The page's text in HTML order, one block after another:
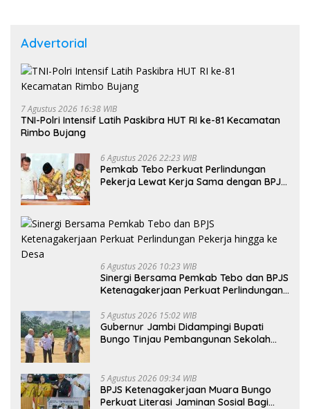
Advertorial
7 Agustus 2026 16:38 WIB
TNI-Polri Intensif Latih Paskibra HUT RI ke-81 Kecamatan
Rimbo Bujang
6 Agustus 2026 22:23 WIB
Pemkab Tebo Perkuat Perlindungan
Pekerja Lewat Kerja Sama dengan BPJS
6 Agustus 2026 10:23 WIB
Sinergi Bersama Pemkab Tebo dan BPJS
Ketenagakerjaan Perkuat Perlindungan
5 Agustus 2026 15:02 WIB
Gubernur Jambi Didampingi Bupati
Bungo Tinjau Pembangunan Sekolah
5 Agustus 2026 09:34 WIB
BPJS Ketenagakerjaan Muara Bungo
Perkuat Literasi Jaminan Sosial Bagi